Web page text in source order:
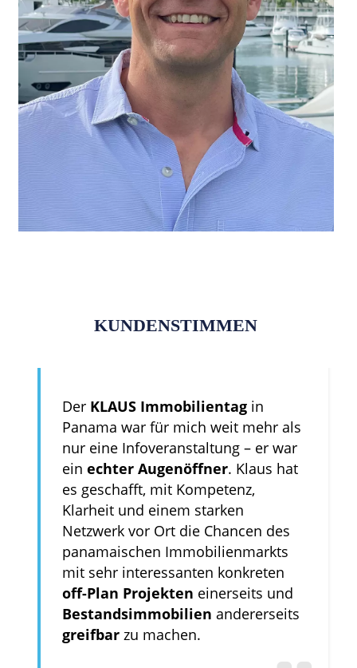
KUNDENSTIMMEN
Der KLAUS Immobilientagin
Panama war für mich weit mehr als
nur eine Infoveranstaltung – er war
ein echter Augenöffner. Klaus hat
es geschafft, mit Kompetenz,
Klarheit und einem starken
Netzwerk vor Ort die Chancen des
panamaischen Immobilienmarkts
mit sehr interessanten konkreten
off-Plan Projekten einerseits und
Bestandsimmobilien andererseits
greifbar zu machen.